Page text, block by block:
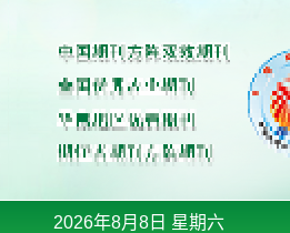
2026年8月8日 星期六